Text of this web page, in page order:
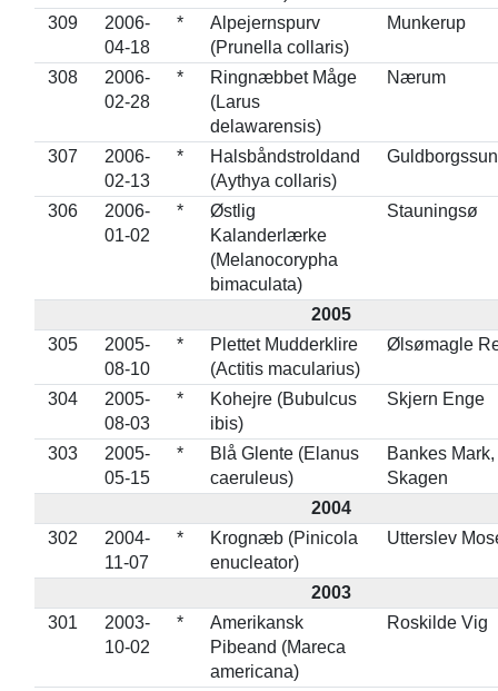
309
2006-
04-18
*
Alpejernspurv
(Prunella collaris)
Munkerup
308
2006-
02-28
*
Ringnæbbet Måge
(Larus
delawarensis)
Nærum
307
2006-
02-13
*
Halsbåndstroldand
(Aythya collaris)
306
2006-
01-02
*
Østlig
Kalanderlærke
(Melanocorypha
bimaculata)
Stauningsø
2005
305
2005-
08-10
*
Plettet Mudderklire
(Actitis macularius)
Ølsømagle
304
2005-
08-03
*
Kohejre (Bubulcus
ibis)
Skjern Enge
303
2005-
05-15
*
Blå Glente (Elanus
caeruleus)
Bankes Mark,
Skagen
2004
302
2004-
11-07
*
Krognæb (Pinicola
enucleator)
Utterslev
2003
301
2003-
10-02
*
Amerikansk
Pibeand (Mareca
americana)
Roskilde Vig